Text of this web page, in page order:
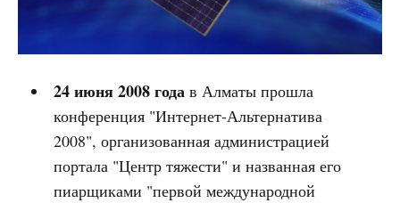
24 июня 2008 года в Алматы прошла
конференция "Интернет-Альтернатива
2008", организованная администрацией
портала "Центр тяжести" и названная его
пиарщиками "первой международной